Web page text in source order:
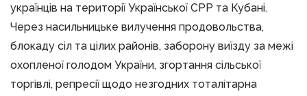
українців на території Української СРР та Кубані.
Через насильницьке вилучення продовольства,
блокаду сіл та цілих районів, заборону виїзду за межі
охопленої голодом України, згортання сільської
торгівлі, репресії щодо незгодних тоталітарна